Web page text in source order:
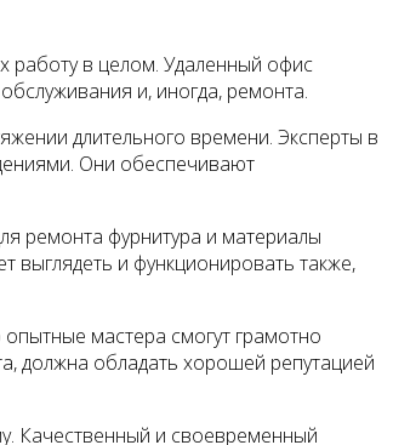
работу в целом. Удаленный офис
и, иногда, ремонта.
длительного времени. Эксперты в
Они обеспечивают
ремонта фурнитура и материалы
выглядеть и функционировать также,
мастера смогут грамотно
должна обладать хорошей репутацией
Качественный и своевременный